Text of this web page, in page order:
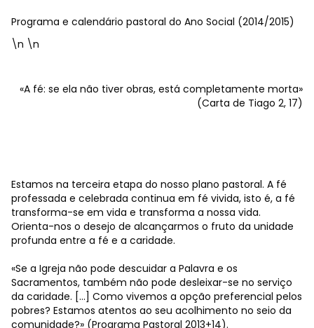
Programa e calendário pastoral do Ano Social (2014/2015)
\n \n
«A fé: se ela não tiver obras, está completamente morta»
(Carta de Tiago 2, 17)
Estamos na terceira etapa do nosso plano pastoral. A fé
professada e celebrada continua em fé vivida, isto é, a fé
transforma-se em vida e transforma a nossa vida.
Orienta-nos o desejo de alcançarmos o fruto da unidade
profunda entre a fé e a caridade.
«Se a Igreja não pode descuidar a Palavra e os
Sacramentos, também não pode desleixar-se no serviço
da caridade. [...] Como vivemos a opção preferencial pelos
pobres? Estamos atentos ao seu acolhimento no seio da
comunidade?» (Programa Pastoral 2013+14).